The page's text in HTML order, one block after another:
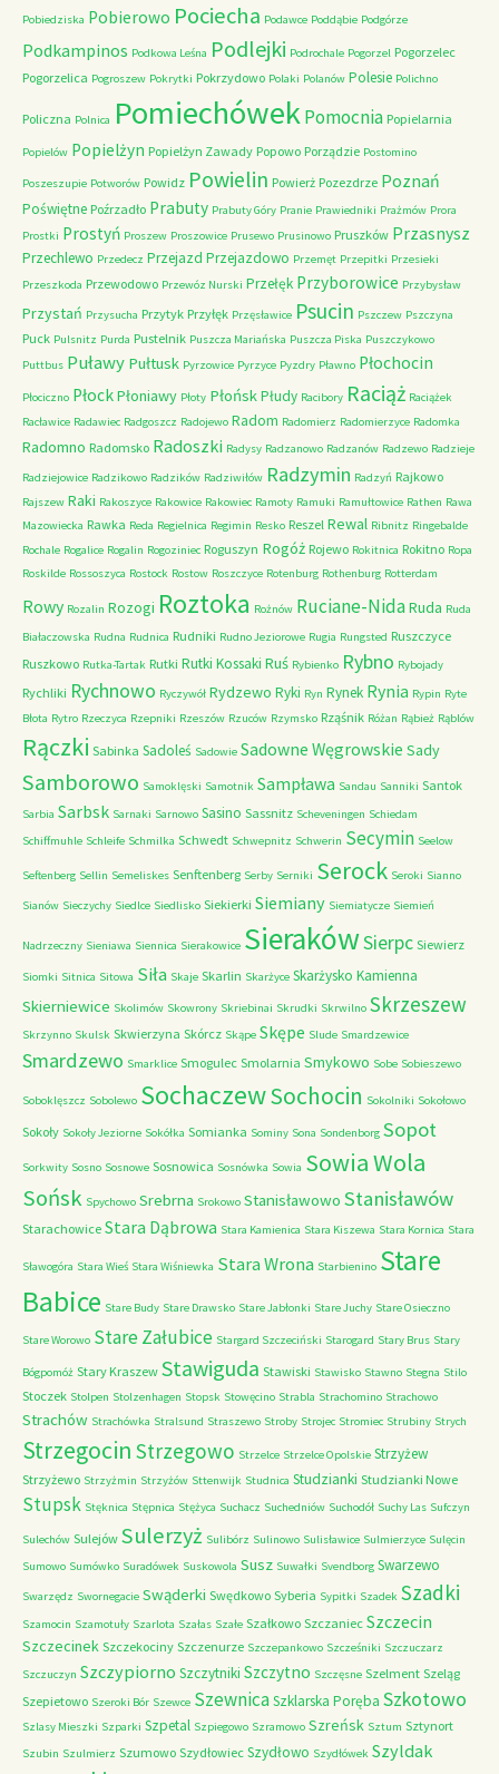
Pobiedziska Pobierowo Pociecha Podawce Poddąbie Podgórze
Podkampinos Podkowa Leśna Podlejki Podrochale Pogorzel Pogorzelec
Pogorzelica Pogroszew Pokrytki Pokrzydowo Polaki Polanów Polesie Polichno
Policzna Polnica PomiechówekPomocnia Popielarnia
Popielów Popielżyn Popielżyn Zawady Popowo Porządzie Postomino
Poszeszupie Potworów Powidz Powielin Powierż Pozezdrze Poznań
Poświętne Poźrzadło Prabuty Prabuty Góry Pranie Prawiedniki Prażmów Prora
Prostki Prostyń Proszew Proszowice Prusewo Prusinowo Pruszków Przasnysz
Przechlewo Przedecz Przejazd Przejazdowo Przemęt Przepitki Przesieki
Przeszkoda Przewodowo Przewóz Nurski Przełęk Przyborowice Przybysław
Przystań Przysucha Przytyk Przyłęk Przęsławice Psucin Pszczew Pszczyna
Puck Pulsnitz Purda Pustelnik Puszcza Mariańska Puszcza Piska Puszczykowo
Puttbus Puławy Pułtusk Pyrzowice Pyrzyce Pyzdry Pławno Płochocin
Płociczno PłockPłoniawy Płoty PłońskPłudy Racibory Raciąż Raciążek
Racławice Radawiec Radgoszcz Radojewo Radom Radomierz Radomierzyce Radomka
Radomno Radomsko Radoszki Radysy Radzanowo Radzanów Radzewo Radzieje
Radziejowice Radzikowo Radzików Radziwiłów Radzymin Radzyń Rajkowo
Rajszew Raki Rakoszyce Rakowice Rakowiec Ramoty Ramuki Ramułtowice Rathen Rawa
Mazowiecka Rawka Reda Regielnica Regimin Resko Reszel Rewal Ribnitz Ringebalde
Rochale Rogalice Rogalin Rogoziniec Roguszyn Rogóż Rojewo Rokitnica Rokitno Ropa
Roskilde Rossoszyca Rostock Rostow Roszczyce Rotenburg Rothenburg Rotterdam
Rowy Rozalin Rozogi Roztoka Rożnów Ruciane-NidaRuda Ruda
Białaczowska Rudna Rudnica Rudniki Rudno Jeziorowe Rugia Rungsted Ruszczyce
Ruszkowo Rutka-Tartak Rutki Rutki Kossaki Ruś Rybienko Rybno Rybojady
Rychliki Rychnowo Ryczywół Rydzewo Ryki Ryn Rynek Rynia Rypin Ryte
Błota Rytro Rzeczyca Rzepniki Rzeszów Rzuców Rzymsko Rząśnik Różan Rąbież Rąblów
Rączki Sabinka Sadoleś Sadowie Sadowne Węgrowskie Sady
Samborowo Samoklęski Samotnik Sampława Sandau Sanniki Santok
Sarbia Sarbsk Sarnaki Sarnowo Sasino Sassnitz Scheveningen Schiedam
Schiffmuhle Schleife Schmilka Schwedt Schwepnitz Schwerin Secymin Seelow
Seftenberg Sellin Semeliskes Senftenberg Serby Serniki Serock Seroki Sianno
Sianów Sieczychy Siedlce Siedlisko Siekierki Siemiany Siemiatycze Siemień
Nadrzeczny Sieniawa Siennica Sierakowice SierakówSierpc Siewierz
Siomki Sitnica Sitowa Siła Skaje Skarlin Skarżyce Skarżysko Kamienna
Skierniewice Skolimów Skowrony Skriebinai Skrudki Skrwilno Skrzeszew
Skrzynno Skulsk Skwierzyna Skórcz Skąpe Skępe Slude Smardzewice
Smardzewo Smarklice Smogulec Smolarnia Smykowo Sobe Sobieszewo
Soboklęszcz Sobolewo SochaczewSochocin Sokolniki Sokołowo
Sokoły Sokoły Jeziorne Sokółka Somianka Sominy Sona Sondenborg Sopot
Sorkwity Sosno Sosnowe Sosnowica Sosnówka Sowia Sowia Wola
Sońsk Spychowo Srebrna Srokowo Stanisławowo Stanisławów
Starachowice Stara Dąbrowa Stara Kamienica Stara Kiszewa Stara Kornica Stara
Sławogóra Stara Wieś Stara Wiśniewka Stara Wrona Starbienino Stare
Babice Stare Budy Stare Drawsko Stare Jabłonki Stare Juchy Stare Osieczno
Stare Worowo Stare Załubice Stargard Szczeciński Starogard Stary Brus Stary
Bógpomóż Stary Kraszew Stawiguda Stawiski Stawisko Stawno Stegna Stilo
Stoczek Stolpen Stolzenhagen Stopsk Stowęcino Strabla Strachomino Strachowo
Strachów Strachówka Stralsund Straszewo Stroby Strojec Stromiec Strubiny Strych
Strzegocin Strzegowo Strzelce Strzelce Opolskie Strzyżew
Strzyżewo Strzyżmin Strzyżów Sttenwijk Studnica Studzianki Studzianki Nowe
Stupsk Stęknica Stępnica Stężyca Suchacz Suchedniów Suchodół Suchy Las Sufczyn
Sulechów Sulejów Sulerzyż Sulibórz Sulinowo Sulisławice Sulmierzyce Sulęcin
Sumowo Sumówko Suradówek Suskowola Susz Suwałki Svendborg Swarzewo
Swarzędz Swornegacie Swąderki Swędkowo Syberia Sypitki Szadek Szadki
Szamocin Szamotuły Szarlota Szałas Szałe Szałkowo Szczaniec Szczecin
Szczecinek Szczekociny Szczenurze Szczepankowo Szcześniki Szczuczarz
Szczuczyn Szczypiorno Szczytniki Szczytno Szczęsne Szelment Szeląg
Szepietowo Szeroki Bór Szewce SzewnicaSzklarska Poręba Szkotowo
Szlasy Mieszki Szparki Szpetal Szpiegowo Szramowo Szreńsk Sztum Sztynort
Szubin Szulmierz Szumowo Szydłowiec Szydłowo Szydłówek Szyldak